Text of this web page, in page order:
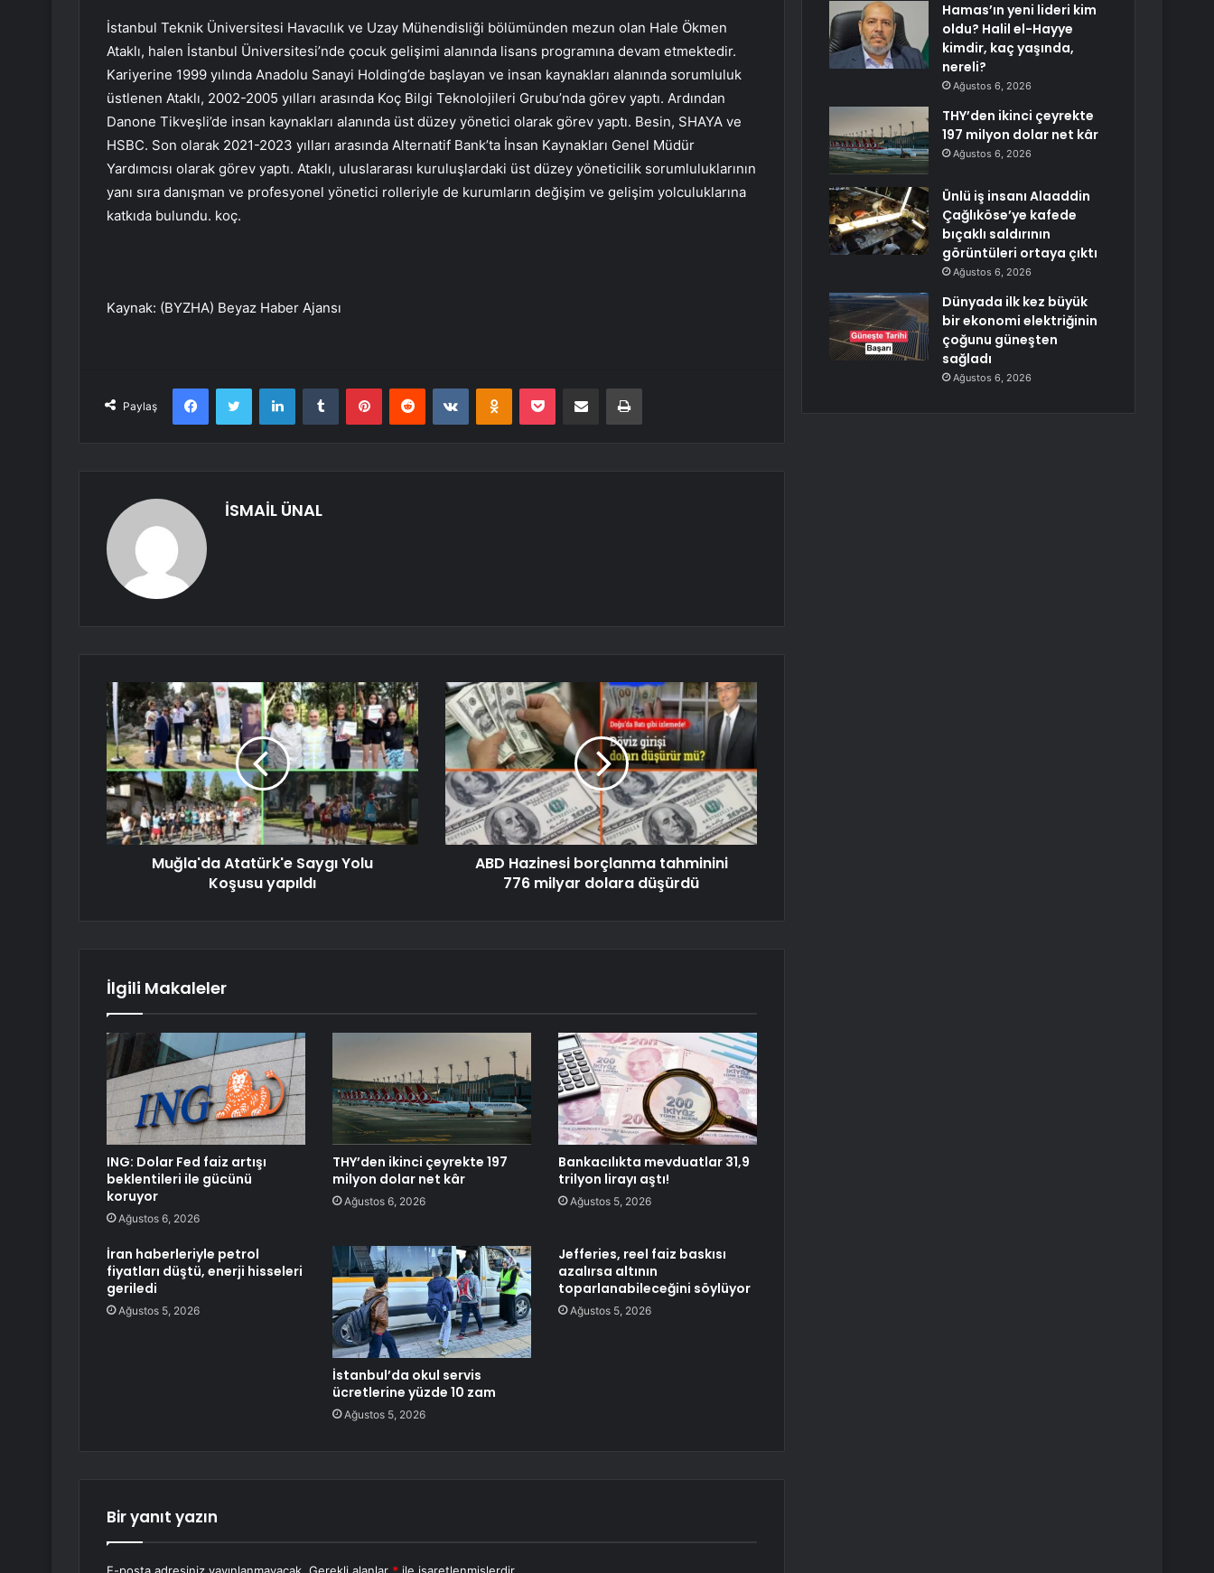
İstanbul Teknik Üniversitesi Havacılık ve Uzay Mühendisliği bölümünden mezun olan Hale Ökmen
Ataklı, halen İstanbul Üniversitesi’nde çocuk gelişimi alanında lisans programına devam etmektedir.
Kariyerine 1999 yılında Anadolu Sanayi Holding’de başlayan ve insan kaynakları alanında sorumluluk
üstlenen Ataklı, 2002-2005 yılları arasında Koç Bilgi Teknolojileri Grubu’nda görev yaptı. Ardından
Danone Tikveşli’de insan kaynakları alanında üst düzey yönetici olarak görev yaptı. Besin, SHAYA ve
HSBC. Son olarak 2021-2023 yılları arasında Alternatif Bank’ta İnsan Kaynakları Genel Müdür
Yardımcısı olarak görev yaptı. Ataklı, uluslararası kuruluşlardaki üst düzey yöneticilik sorumluluklarının
yanı sıra danışman ve profesyonel yönetici rolleriyle de kurumların değişim ve gelişim yolculuklarına
katkıda bulundu. koç.
Kaynak: (BYZHA) Beyaz Haber Ajansı
Paylaş
FacebookTwitter LinkedInTumblr PinterestReddit VKontakteOdnoklassniki
Pocket E-Posta ile paylaş Yazdır
İSMAİL ÜNAL
Muğla'da Atatürk'e Saygı Yolu
Koşusu yapıldı
ABD Hazinesi borçlanma tahminini
776 milyar dolara düşürdü
İlgili Makaleler
ING: Dolar Fed faiz artışı
beklentileri ile gücünü
koruyor
Ağustos 6, 2026
THY’den ikinci çeyrekte 197
milyon dolar net kâr
Ağustos 6, 2026
Bankacılıkta mevduatlar 31,9
trilyon lirayı aştı!
Ağustos 5, 2026
İran haberleriyle petrol
fiyatları düştü, enerji hisseleri
geriledi
Ağustos 5, 2026
İstanbul’da okul servis
ücretlerine yüzde 10 zam
Ağustos 5, 2026
Jefferies, reel faiz baskısı
azalırsa altının
toparlanabileceğini söylüyor
Ağustos 5, 2026
Bir yanıt yazın
Hamas’ın yeni lideri kim
oldu? Halil el-Hayye
kimdir, kaç yaşında,
nereli?
Ağustos 6, 2026
THY’den ikinci çeyrekte
197 milyon dolar net kâr
Ağustos 6, 2026
Ünlü iş insanı Alaaddin
Çağlıköse’ye kafede
bıçaklı saldırının
görüntüleri ortaya çıktı
Ağustos 6, 2026
Dünyada ilk kez büyük
bir ekonomi elektriğinin
çoğunu güneşten
sağladı
Ağustos 6, 2026